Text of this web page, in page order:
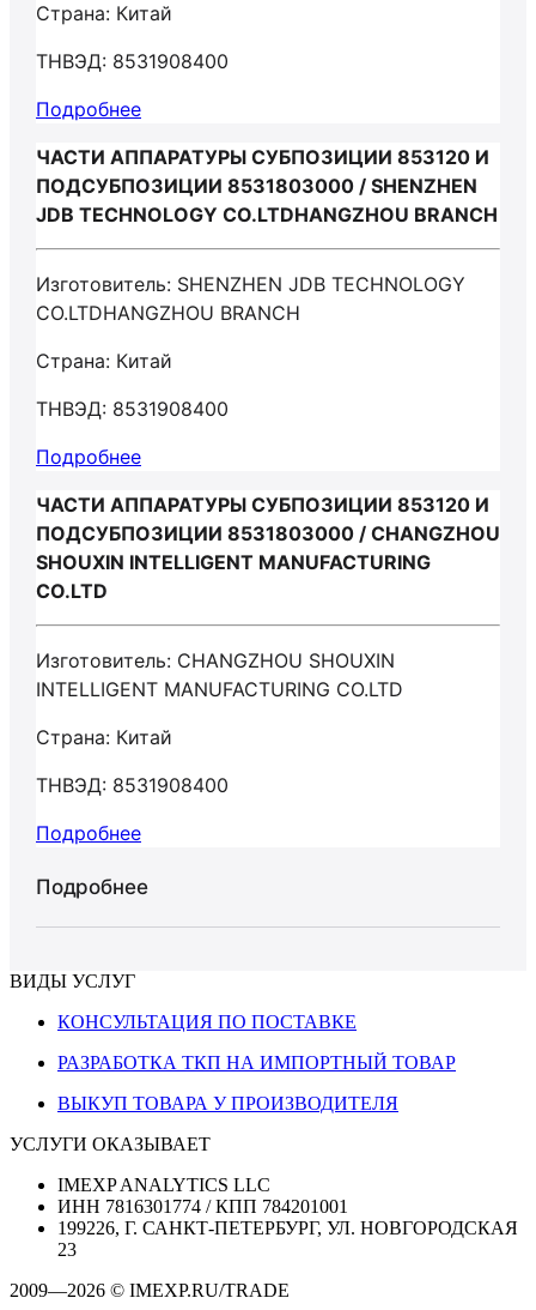
Страна: Китай
ТНВЭД: 8531908400
Подробнее
ЧАСТИ АППАРАТУРЫ СУБПОЗИЦИИ 853120 И
ПОДСУБПОЗИЦИИ 8531803000 / SHENZHEN
JDB TECHNOLOGY CO.LTDHANGZHOU BRANCH
Изготовитель: SHENZHEN JDB TECHNOLOGY
CO.LTDHANGZHOU BRANCH
Страна: Китай
ТНВЭД: 8531908400
Подробнее
ЧАСТИ АППАРАТУРЫ СУБПОЗИЦИИ 853120 И
ПОДСУБПОЗИЦИИ 8531803000 / CHANGZHOU
SHOUXIN INTELLIGENT MANUFACTURING
CO.LTD
Изготовитель: CHANGZHOU SHOUXIN
INTELLIGENT MANUFACTURING CO.LTD
Страна: Китай
ТНВЭД: 8531908400
Подробнее
Подробнее
ВИДЫ УСЛУГ
КОНСУЛЬТАЦИЯ ПО ПОСТАВКЕ
РАЗРАБОТКА ТКП НА ИМПОРТНЫЙ ТОВАР
ВЫКУП ТОВАРА У ПРОИЗВОДИТЕЛЯ
УСЛУГИ ОКАЗЫВАЕТ
IMEXP ANALYTICS LLC
ИНН 7816301774 / КПП 784201001
199226, Г. САНКТ-ПЕТЕРБУРГ, УЛ. НОВГОРОДСКАЯ
23
2009—2026 © IMEXP.RU/TRADE